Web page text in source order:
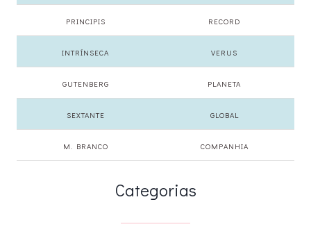
PRINCIPIS RECORD
INTRÍNSECA VERUS
GUTENBERG PLANETA
SEXTANTE GLOBAL
M. BRANCO COMPANHIA
Categorias